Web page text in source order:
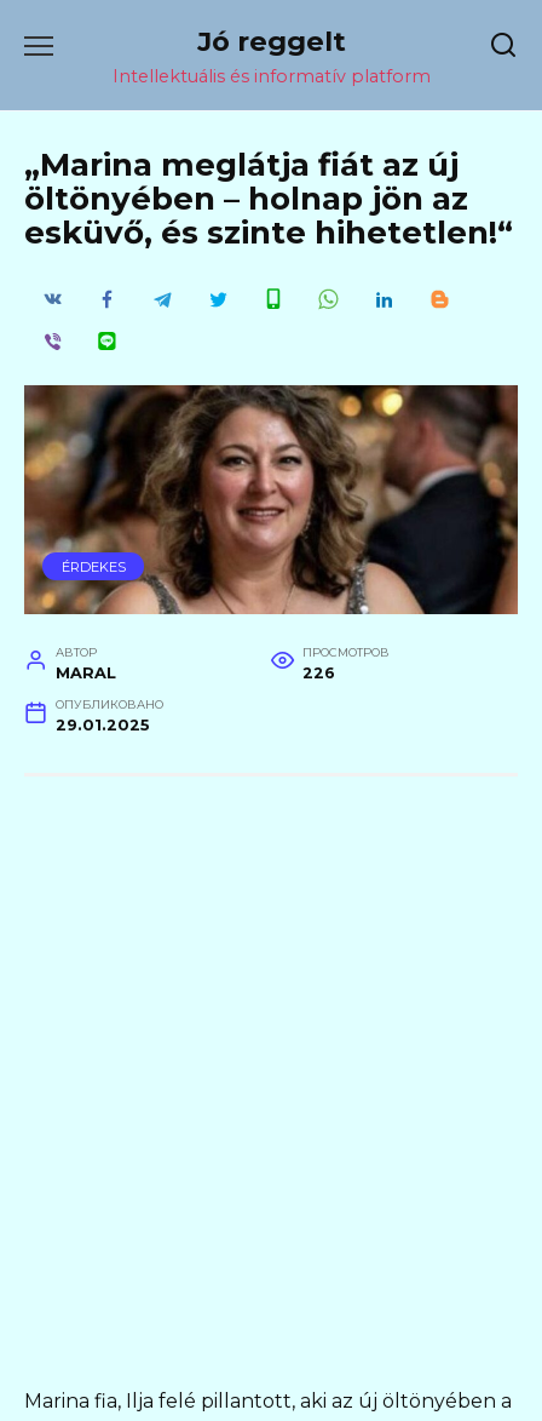
содержанию
Jó reggelt
Intellektuális és informatív platform
„Marina meglátja fiát az új
öltönyében – holnap jön az
esküvő, és szinte hihetetlen!“
ÉRDEKES
АВТОР
MARAL
ПРОСМОТРОВ
226
ОПУБЛИКОВАНО
29.01.2025
Marina fia, Ilja felé pillantott, aki az új öltönyében a